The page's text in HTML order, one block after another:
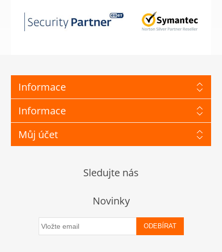
Informace
Informace
Můj účet
Sledujte nás
Novinky
ODEBÍRAT